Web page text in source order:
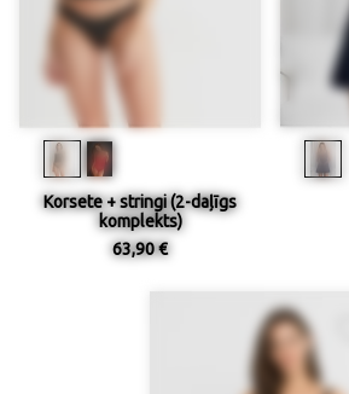
Korsete + stringi (2-daļīgs
komplekts)
63,90 €